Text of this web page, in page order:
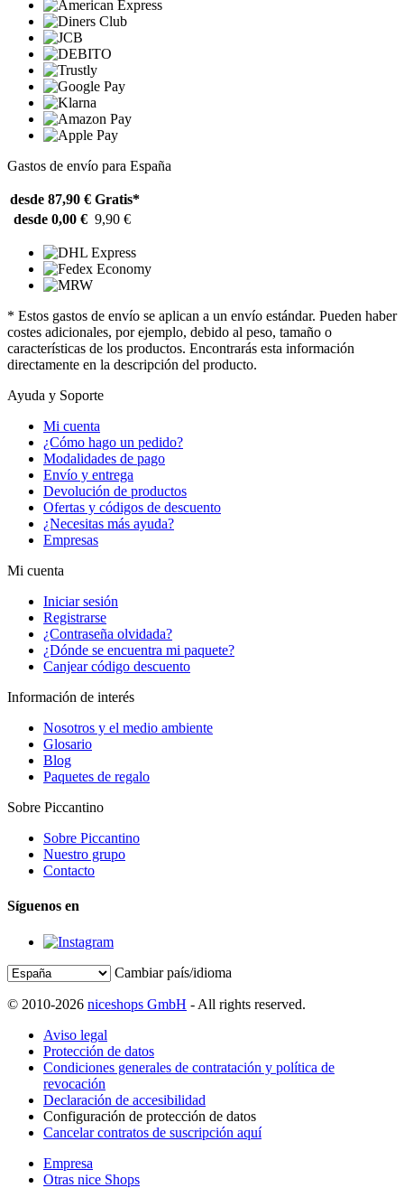
Gastos de envío para España
desde 87,90 € Gratis*
desde 0,00 € 9,90 €
* Estos gastos de envío se aplican a un envío estándar. Pueden haber
costes adicionales, por ejemplo, debido al peso, tamaño o
características de los productos. Encontrarás esta información
directamente en la descripción del producto.
Ayuda y Soporte
Mi cuenta
¿Cómo hago un pedido?
Modalidades de pago
Envío y entrega
Devolución de productos
Ofertas y códigos de descuento
¿Necesitas más ayuda?
Empresas
Mi cuenta
Iniciar sesión
Registrarse
¿Contraseña olvidada?
¿Dónde se encuentra mi paquete?
Canjear código descuento
Información de interés
Nosotros y el medio ambiente
Glosario
Blog
Paquetes de regalo
Sobre Piccantino
Sobre Piccantino
Nuestro grupo
Contacto
Síguenos en
Cambiar país/idioma
© 2010-2026 niceshops GmbH - All rights reserved.
Aviso legal
Protección de datos
Condiciones generales de contratación y política de
revocación
Declaración de accesibilidad
Configuración de protección de datos
Cancelar contratos de suscripción aquí
Empresa
Otras nice Shops